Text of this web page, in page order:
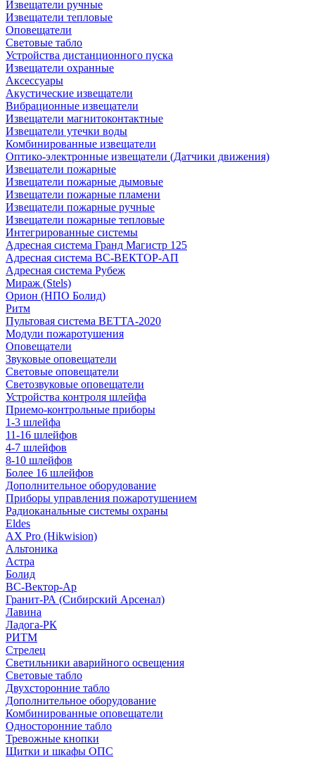
Извещатели ручные
Извещатели тепловые
Оповещатели
Световые табло
Устройства дистанционного пуска
Извещатели охранные
Аксессуары
Акустические извещатели
Вибрационные извещатели
Извещатели магнитоконтактные
Извещатели утечки воды
Комбинированные извещатели
Оптико-электронные извещатели (Датчики движения)
Извещатели пожарные
Извещатели пожарные дымовые
Извещатели пожарные пламени
Извещатели пожарные ручные
Извещатели пожарные тепловые
Интегрированные системы
Адресная система Гранд Магистр 125
Адресная система ВС-ВЕКТОР-АП
Адресная система Рубеж
Мираж (Stels)
Орион (НПО Болид)
Ритм
Пультовая система ВЕТТА-2020
Модули пожаротушения
Оповещатели
Звуковые оповещатели
Световые оповещатели
Светозвуковые оповещатели
Устройства контроля шлейфа
Приемо-контрольные приборы
1-3 шлейфа
11-16 шлейфов
4-7 шлейфов
8-10 шлейфов
Более 16 шлейфов
Дополнительное оборудование
Приборы управления пожаротушением
Радиоканальные системы охраны
Eldes
AX Pro (Hikwision)
Альтоника
Астра
Болид
ВС-Вектор-Ар
Гранит-РА (Сибирский Арсенал)
Лавина
Ладога-РК
РИТМ
Стрелец
Светильники аварийного освещения
Световые табло
Двухсторонние табло
Дополнительное оборудование
Комбинированные оповещатели
Односторонние табло
Тревожные кнопки
Щитки и шкафы ОПС